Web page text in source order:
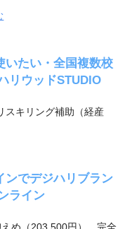
いたい・全国複数校
リウッドSTUDIO
スキリング補助（経産
ンでデジハリブラン
ライン
め（203,500円）。完全